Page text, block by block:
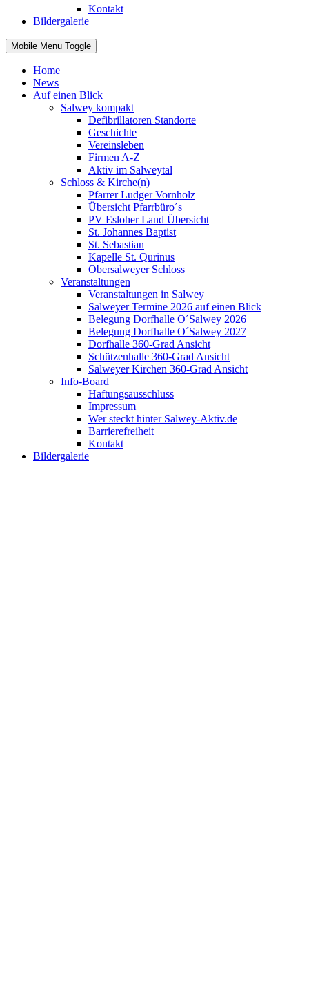
Kontakt
Bildergalerie
Mobile Menu Toggle
Home
News
Auf einen Blick
Salwey kompakt
Defibrillatoren Standorte
Geschichte
Vereinsleben
Firmen A-Z
Aktiv im Salweytal
Schloss & Kirche(n)
Pfarrer Ludger Vornholz
Übersicht Pfarrbüro´s
PV Esloher Land Übersicht
St. Johannes Baptist
St. Sebastian
Kapelle St. Qurinus
Obersalweyer Schloss
Veranstaltungen
Veranstaltungen in Salwey
Salweyer Termine 2026 auf einen Blick
Belegung Dorfhalle O´Salwey 2026
Belegung Dorfhalle O´Salwey 2027
Dorfhalle 360-Grad Ansicht
Schützenhalle 360-Grad Ansicht
Salweyer Kirchen 360-Grad Ansicht
Info-Board
Haftungsausschluss
Impressum
Wer steckt hinter Salwey-Aktiv.de
Barrierefreiheit
Kontakt
Bildergalerie